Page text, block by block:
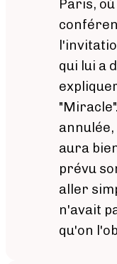
Paris,
qui lui a
aura
prévu
aller
n'avait
qu'on